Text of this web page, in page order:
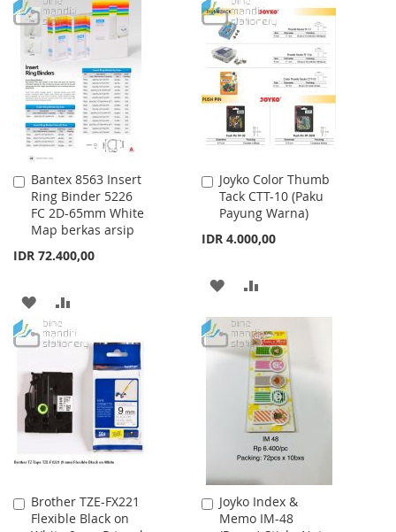
TO
WISH
LIST
TO
COMPARE
WISH
LIST
COMPARE
Bantex 8563 Insert
Ring Binder 5226
FC 2D-65mm White
Map berkas arsip
IDR 72.400,00
Add
to
Cart
ADD
TO
LIST
TO
COMPARE
Joyko Color Thumb
Tack CTT-10 (Paku
Payung Warna)
IDR 4.000,00
Add
to
Cart
ADD
TO
WISH
LIST
TO
COMPARE
Brother TZE-FX221
Flexible Black on
Add
to
Joyko Index &
Memo IM-48
Add
to